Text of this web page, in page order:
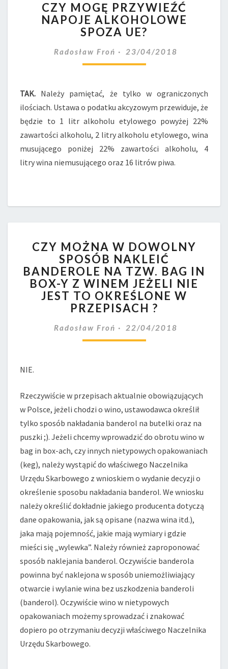
MOGĘ
PRZYWIEŹĆ
NAPOJE
SPOZA
UE?
CZY MOGĘ PRZYWIEŹĆ
NAPOJE ALKOHOLOWE
SPOZA UE?
Radosław Froń 23/04/2018
TAK. Należy pamiętać, że tylko w ograniczonych
ilościach. Ustawa o podatku akcyzowym przewiduje, że
będzie to 1 litr alkoholu etylowego powyżej 22%
zawartości alkoholu, 2 litry alkoholu etylowego, wina
musującego poniżej 22% zawartości alkoholu, 4
litry wina niemusującego oraz 16 litrów piwa.
MOŻNA
W
DOWOLNY
SPOSÓB
NAKLEIĆ
BANDEROLE
NA
TZW.
BAG
WINEM
NIE
JEST
TO
OKREŚLONE
W
PRZEPISACH
?
CZY MOŻNA W DOWOLNY
SPOSÓB NAKLEIĆ
BANDEROLE NA TZW. BAG IN
BOX-Y Z WINEM JEŻELI NIE
JEST TO OKREŚLONE W
PRZEPISACH ?
Radosław Froń 22/04/2018
NIE.
Rzeczywiście w przepisach aktualnie obowiązujących
w Polsce, jeżeli chodzi o wino, ustawodawca określił
tylko sposób nakładania banderol na butelki oraz na
puszki ;). Jeżeli chcemy wprowadzić do obrotu wino w
bag in box-ach, czy innych nietypowych opakowaniach
(keg), należy wystąpić do właściwego Naczelnika
Urzędu Skarbowego z wnioskiem o wydanie decyzji o
określenie sposobu nakładania banderol. We wniosku
należy określić dokładnie jakiego producenta dotyczą
dane opakowania, jak są opisane (nazwa wina itd.),
jaka mają pojemność, jakie mają wymiary i gdzie
mieści się „wylewka”. Należy również zaproponować
sposób naklejania banderol. Oczywiście banderola
powinna być naklejona w sposób uniemożliwiający
otwarcie i wylanie wina bez uszkodzenia banderoli
(banderol). Oczywiście wino w nietypowych
opakowaniach możemy sprowadzać i znakować
dopiero po otrzymaniu decyzji właściwego Naczelnika
Urzędu Skarbowego.